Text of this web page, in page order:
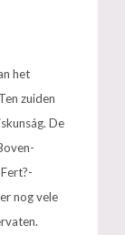
het
zuiden
De
nog vele